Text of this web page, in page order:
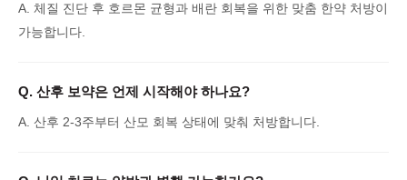
A. 체질 진단 후 호르몬 균형과 배란 회복을 위한 맞춤 한약 처방이
가능합니다.
Q. 산후 보약은 언제 시작해야 하나요?
A. 산후 2-3주부터 산모 회복 상태에 맞춰 처방합니다.